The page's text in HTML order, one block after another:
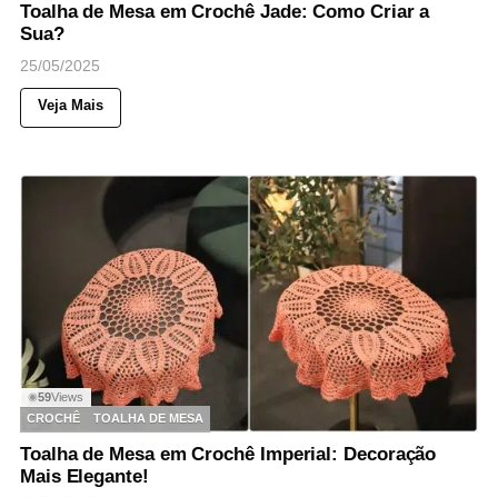
Toalha de Mesa em Crochê Jade: Como Criar a
Sua?
25/05/2025
Veja Mais
◉59Views
CROCHÊ
TOALHA DE MESA
Toalha de Mesa em Crochê Imperial: Decoração
Mais Elegante!